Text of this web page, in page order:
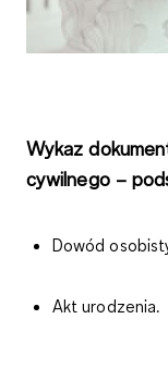
Wykaz
cywilnego –
Dowód
Akt urodzenia.